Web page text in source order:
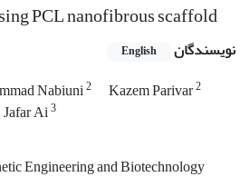
PCL nanofibrous scaffold
نویسندگان English
Nabiuni2 Kazem Parivar2
Jafar Ai3
Engineering and Biotechnology